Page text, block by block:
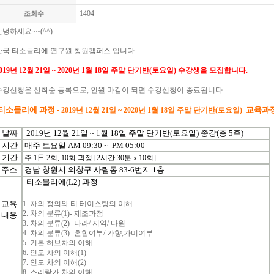
조회수 1404
녕하세요~~(^^)
국 티소믈리에 연구원 창원캠퍼스 입니다.
년 12월 21일 ~ 2020년 1월 18일 주말 단기반(토요일) 수강생을 모집합니다.
강신청은 선착순 등록으로, 인원 마감이 되면 수강신청이 종료됩니다.
소믈리에 과정 - 2019년 12월 21일 ~ 2020년 1월 18일 주말 단기반(토요일) 교육과
날짜
2019년 12월 21일 ~ 1월 18일 주말 단기반(토요일) 종강(총 5주)
시간
매주 토요일 AM 09:30 ~ PM 05:00
기간
주 1日 2회 , 10회 과정 [2시간 30분 x 10회 ]
주소 경남 창원시 의창구 사림동 83-6번지 1층
교육
내용
티소믈리에(L2) 과정
1. 차의 정의와 티 테이스팅의 이해
2. 차의 분류(1)- 제조과정
3. 차의 분류(2)- 나라/ 지역/ 다원
4. 차의 분류(3)- 혼합여부/ 가향,가미여부
5. 기본 허브차의 이해
6. 인도 차의 이해(1)
7. 인도 차의 이해(2)
8. 스리랑카 차의 이해